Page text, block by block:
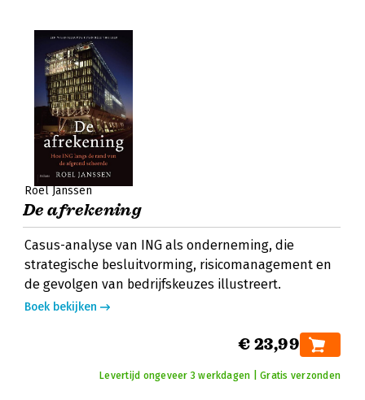
Roel Janssen
De afrekening
Casus-analyse van ING als onderneming, die
strategische besluitvorming, risicomanagement en
de gevolgen van bedrijfskeuzes illustreert.
Boek bekijken
€ 23,99
Levertijd ongeveer 3 werkdagen | Gratis verzonden